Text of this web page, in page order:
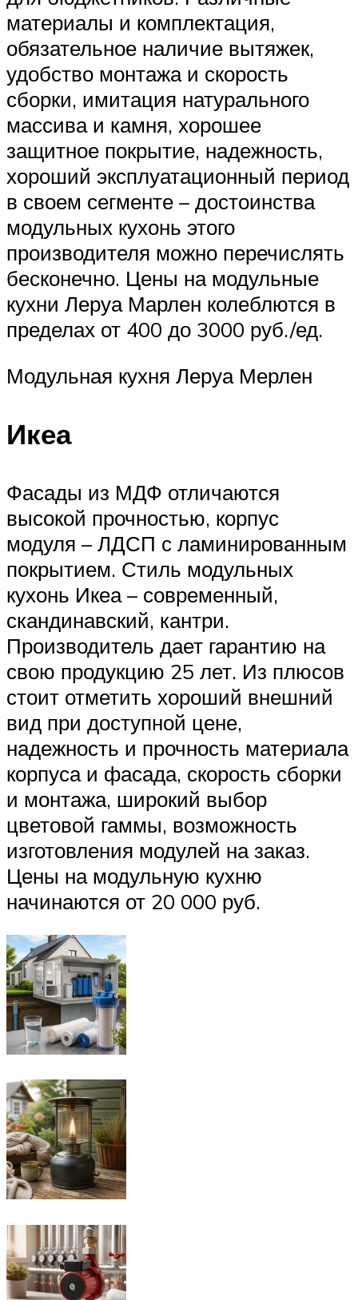
материалы и комплектация,
обязательное наличие вытяжек,
удобство монтажа и скорость
сборки, имитация натурального
массива и камня, хорошее
защитное покрытие, надежность,
хороший эксплуатационный период
в своем сегменте – достоинства
модульных кухонь этого
производителя можно перечислять
бесконечно. Цены на модульные
кухни Леруа Марлен колеблются в
пределах от 400 до 3000 руб./ед.
Модульная кухня Леруа Мерлен
Икеа
Фасады из МДФ отличаются
высокой прочностью, корпус
модуля – ЛДСП с ламинированным
покрытием. Стиль модульных
кухонь Икеа – современный,
скандинавский, кантри.
Производитель дает гарантию на
свою продукцию 25 лет. Из плюсов
стоит отметить хороший внешний
вид при доступной цене,
надежность и прочность материала
корпуса и фасада, скорость сборки
и монтажа, широкий выбор
цветовой гаммы, возможность
изготовления модулей на заказ.
Цены на модульную кухню
начинаются от 20 000 руб.